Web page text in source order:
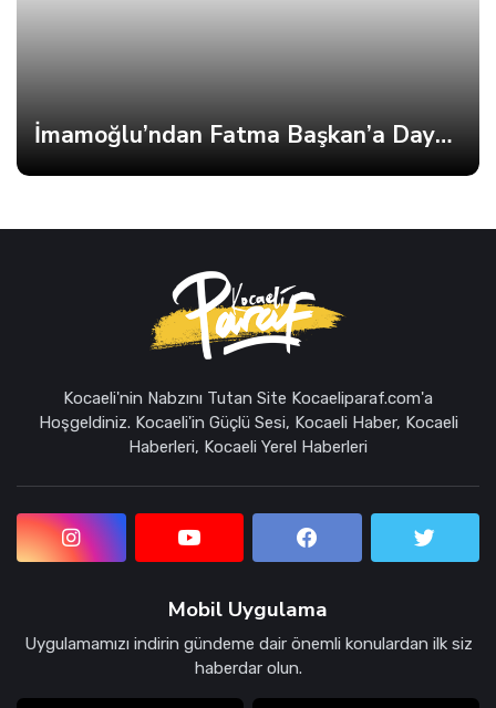
İmamoğlu’ndan Fatma Başkan’a Dayanışma Mektubu Patiye Sığınan İnsan
Kocaeli'nin Nabzını Tutan Site Kocaeliparaf.com'a
Hoşgeldiniz. Kocaeli'in Güçlü Sesi, Kocaeli Haber, Kocaeli
Haberleri, Kocaeli Yerel Haberleri
Mobil Uygulama
Uygulamamızı indirin gündeme dair önemli konulardan ilk siz
haberdar olun.